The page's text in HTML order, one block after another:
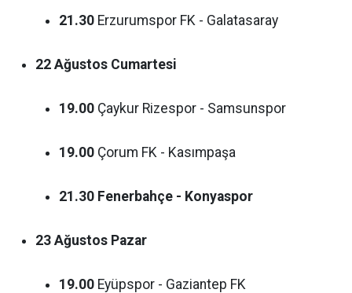
21.30 Erzurumspor FK - Galatasaray
22 Ağustos Cumartesi
19.00 Çaykur Rizespor - Samsunspor
19.00 Çorum FK - Kasımpaşa
21.30 Fenerbahçe - Konyaspor
23 Ağustos Pazar
19.00 Eyüpspor - Gaziantep FK